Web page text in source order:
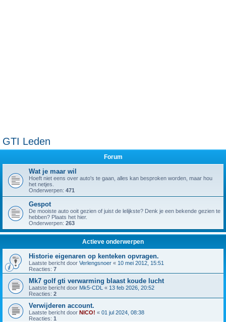
GTI Leden
Forum
Wat je maar wil
Hoeft niet eens over auto's te gaan, alles kan besproken worden, maar hou
het netjes.
Onderwerpen: 471
Gespot
De mooiste auto ooit gezien of juist de lelijkste? Denk je een bekende gezien te
hebben? Plaats het hier.
Onderwerpen: 263
Actieve onderwerpen
Historie eigenaren op kenteken opvragen.
Laatste bericht door Verlengsnoer « 10 mei 2012, 15:51
Reacties: 7
Mk7 golf gti verwarming blaast koude lucht
Laatste bericht door Mk5-CDL « 13 feb 2026, 20:52
Reacties: 2
Verwijderen account.
Laatste bericht door NICO! « 01 jul 2024, 08:38
Reacties: 1